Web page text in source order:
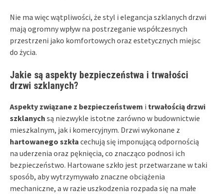
Nie ma więc wątpliwości, że styl i elegancja szklanych drzwi
mają ogromny wpływ na postrzeganie współczesnych
przestrzeni jako komfortowych oraz estetycznych miejsc
do życia.
Jakie są aspekty bezpieczeństwa i trwałości
drzwi szklanych?
Aspekty związane z bezpieczeństwem i trwałością drzwi
szklanych są niezwykle istotne zarówno w budownictwie
mieszkalnym, jak i komercyjnym. Drzwi wykonane z
hartowanego szkła cechują się imponującą odpornością
na uderzenia oraz pęknięcia, co znacząco podnosi ich
bezpieczeństwo. Hartowane szkło jest przetwarzane w taki
sposób, aby wytrzymywało znaczne obciążenia
mechaniczne, a w razie uszkodzenia rozpada się na małe